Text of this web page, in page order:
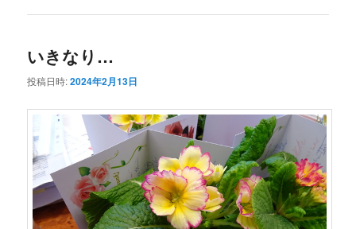
いきなり…
投稿日時:2024年2月13日